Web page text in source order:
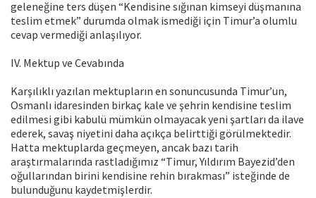
geleneğine ters düşen “Kendisine sığınan kimseyi düşmanına
teslim etmek” durumda olmak ismediği için Timur’a olumlu
cevap vermediği anlaşılıyor.
IV. Mektup ve Cevabında
Karşılıklı yazılan mektupların en sonuncusunda Timur’un,
Osmanlı idaresinden birkaç kale ve şehrin kendisine teslim
edilmesi gibi kabulü mümkün olmayacak yeni şartları da ilave
ederek, savaş niyetini daha açıkça belirttiği görülmektedir.
Hatta mektuplarda geçmeyen, ancak bazı tarih
araştırmalarında rastladığımız “Timur, Yıldırım Bayezid’den
oğullarından birini kendisine rehin bırakması” isteğinde de
bulunduğunu kaydetmişlerdir.